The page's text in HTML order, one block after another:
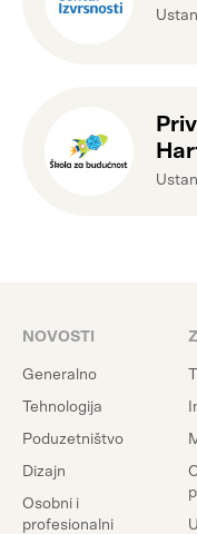
NOVOSTI
Generalno
Tehnologija
Poduzetništvo
Dizajn
Osobni i
profesionalni